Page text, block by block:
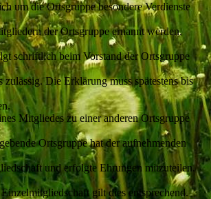
um die Ortsgruppe besondere Verdienste
der Ortsgruppe ernannt werden.
schriftlich beim Vorstand der Ortsgruppe
zulässig. Die Erklärung muss spätestens bis
Mitgliedes zu einer anderen Ortsgruppe
Ortsgruppe hat der aufnehmenden
und erfolgte Ehrungen mitzuteilen.
gilt dies entsprechend.